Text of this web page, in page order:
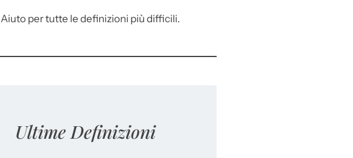
Aiuto per tutte le definizioni più difficili.
Ultime Definizioni